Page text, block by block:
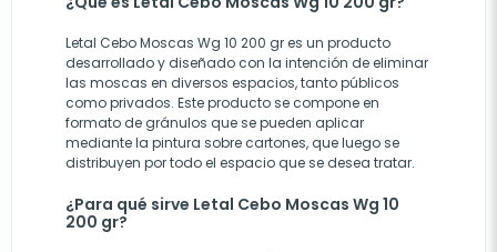
Letal Cebo Moscas Wg 10 200 gr es un producto
desarrollado y diseñado con la intención de eliminar
las moscas en diversos espacios, tanto públicos
como privados. Este producto se compone en
formato de gránulos que se pueden aplicar
mediante la pintura sobre cartones, que luego se
distribuyen por todo el espacio que se desea tratar.
¿Para qué sirve Letal Cebo Moscas Wg 10
200 gr?